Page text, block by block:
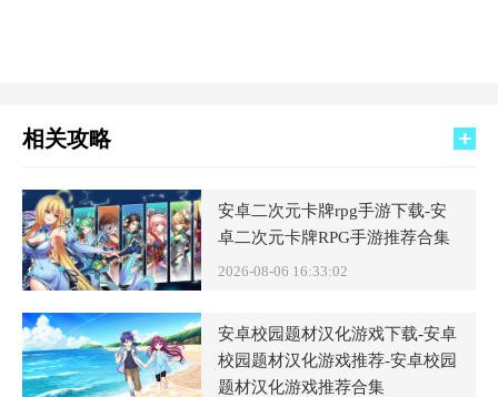
相关攻略
安卓二次元卡牌rpg手游下载-安
卓二次元卡牌RPG手游推荐合集
2026-08-06 16:33:02
安卓校园题材汉化游戏下载-安卓
校园题材汉化游戏推荐-安卓校园
题材汉化游戏推荐合集